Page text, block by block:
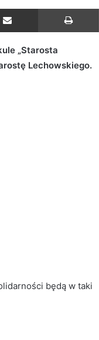
Udostępnij przez Email
„Starosta
Lechowskiego.
będą w taki